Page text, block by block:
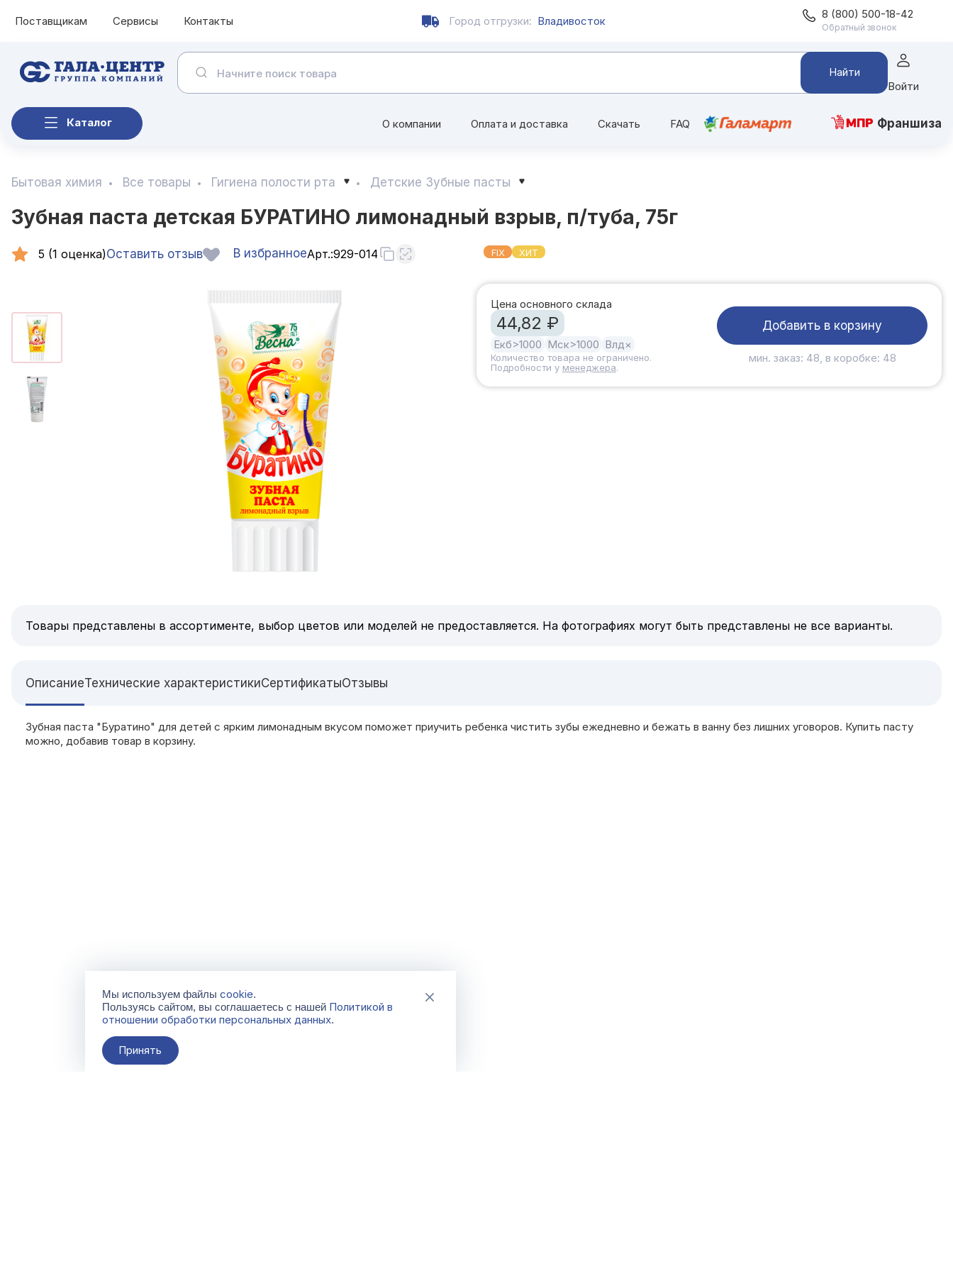
Поставщикам Сервисы Контакты Город отгрузки: Владивосток 8 (800) 500-18-42
Обратный звонок
Найти
Войти
Каталог О компании Оплата и доставка Скачать FAQ Франшиза
Бытовая химия Все товары Гигиена полости рта Детские Зубные пасты
Зубная паста детская БУРАТИНО лимонадный взрыв, п/туба, 75г
5 (1 оценка)Оставить отзыв В избранноеАрт.:929-014 FIX ХИТ
Цена основного склада
44,82 ₽
Екб>1000 Мск>1000 Влд×
Количество товара не ограничено.
Подробности у менеджера.
Добавить в корзину
мин. заказ: 48, в коробке: 48
Товары представлены в ассортименте, выбор цветов или моделей не предоставляется. На фотографиях могут быть представлены не все варианты.
ОписаниеТехнические характеристикиСертификатыОтзывы
Зубная паста "Буратино" для детей с ярким лимонадным вкусом поможет приучить ребенка чистить зубы ежедневно и бежать в ванну без лишних уговоров. Купить пасту
можно, добавив товар в корзину.
Мы используем файлы cookie.
Пользуясь сайтом, вы соглашаетесь с нашей Политикой в
отношении обработки персональных данных.
Принять